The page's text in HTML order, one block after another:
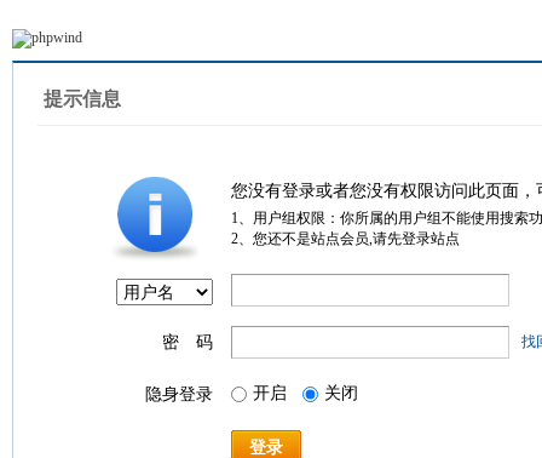
提示信息
您没有登录或者您没有权限访问此页面
1、用户组权限：你所属的用户组不能使用搜索
2、您还不是站点会员,请先登录站点
密 码 找
隐身登录 开启 关闭
登录